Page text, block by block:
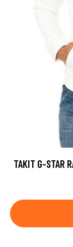
TAKIT G-STAR